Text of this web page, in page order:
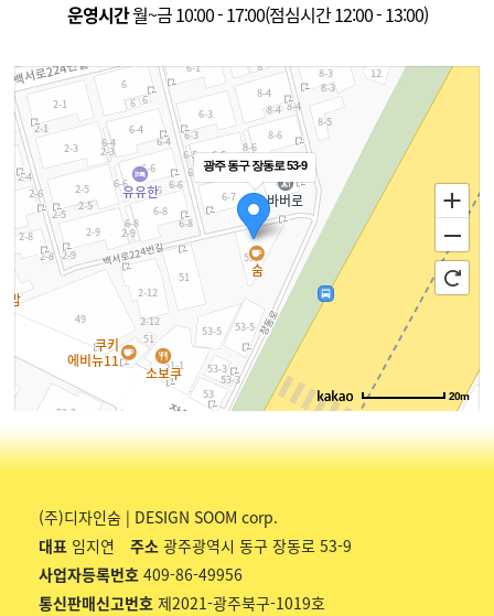
운영시간월~금 10:00 - 17:00(점심시간 12:00 - 13:00)
광주 동구 장동로 53-9
20m
(주)디자인숨 | DESIGN SOOM corp.
대표 임지연 주소 광주광역시 동구 장동로 53-9
사업자등록번호 409-86-49956
통신판매신고번호 제2021-광주북구-1019호